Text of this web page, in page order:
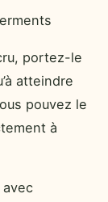
portez-le
atteindre
pouvez le
à
avec